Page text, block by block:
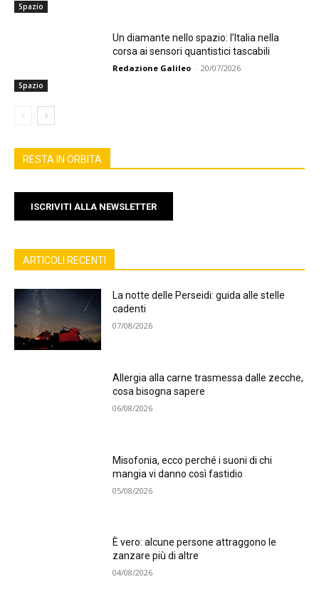
Spazio
Spazio
Un diamante nello spazio: l’Italia nella
corsa ai sensori quantistici tascabili
Redazione Galileo - 20/07/2026
RESTA IN ORBITA
ISCRIVITI ALLA NEWSLETTER
ARTICOLI RECENTI
La notte delle Perseidi: guida alle stelle
cadenti
07/08/2026
Allergia alla carne trasmessa dalle zecche,
cosa bisogna sapere
06/08/2026
Misofonia, ecco perché i suoni di chi
mangia vi danno così fastidio
05/08/2026
È vero: alcune persone attraggono le
zanzare più di altre
04/08/2026